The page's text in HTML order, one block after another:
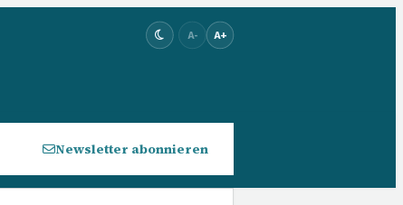
A- A+
Newsletter abonnieren